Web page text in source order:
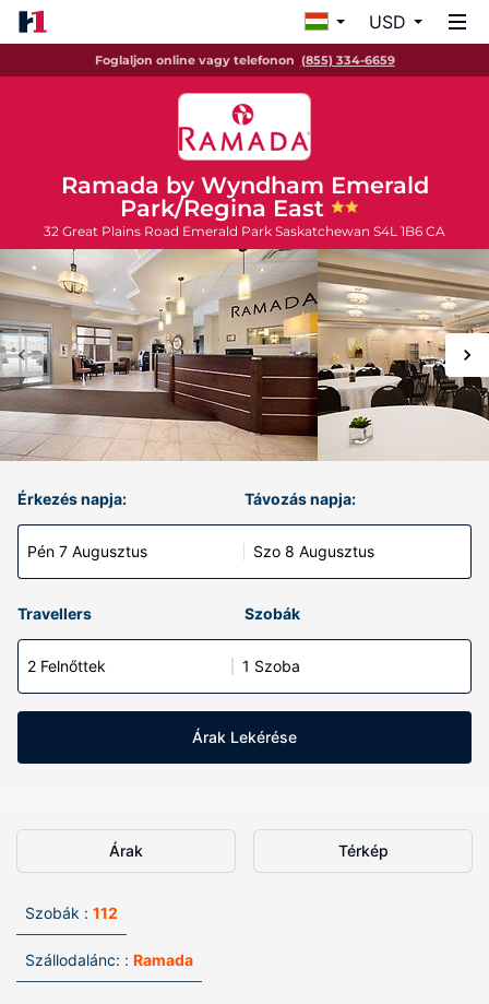
USD
Foglaljon online vagy telefonon (855) 334-6659
Ramada by Wyndham Emerald
Park/Regina East
32 Great Plains Road Emerald Park Saskatchewan S4L 1B6 CA
Érkezés napja:
Pén 7 Augusztus
Távozás napja:
Szo 8 Augusztus
Travellers Szobák
2 Felnőttek 1 Szoba
Árak Lekérése
Árak Térkép
Szobák : 112
Szállodalánc: : Ramada